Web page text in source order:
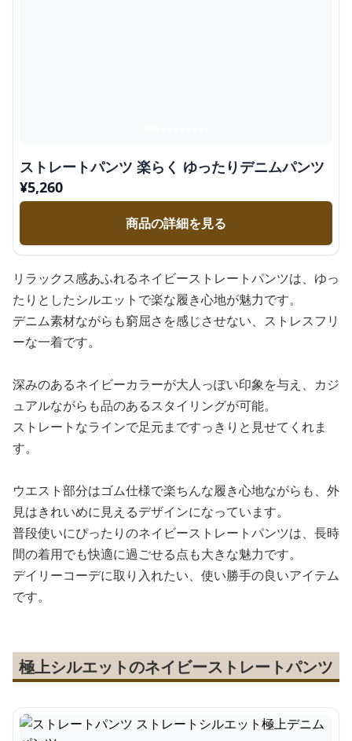
ストレートパンツ 楽らく ゆったりデニムパンツ
¥5,260
商品の詳細を見る
リラックス感あふれるネイビーストレートパンツは、ゆっ
たりとしたシルエットで楽な履き心地が魅力です。
デニム素材ながらも窮屈さを感じさせない、ストレスフリ
ーな一着です。
深みのあるネイビーカラーが大人っぽい印象を与え、カジ
ュアルながらも品のあるスタイリングが可能。
ストレートなラインで足元まですっきりと見せてくれま
す。
ウエスト部分はゴム仕様で楽ちんな履き心地ながらも、外
見はきれいめに見えるデザインになっています。
普段使いにぴったりのネイビーストレートパンツは、長時
間の着用でも快適に過ごせる点も大きな魅力です。
デイリーコーデに取り入れたい、使い勝手の良いアイテム
です。
極上シルエットのネイビーストレートパンツ